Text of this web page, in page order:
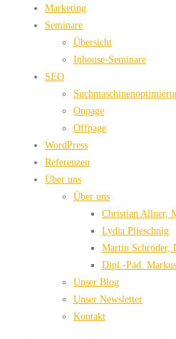
Marketing
Seminare
Übersicht
Inhouse-Seminare
SEO
Onpage
Offpage
WordPress
Referenzen
Über uns
Über uns
Christian Allner,
Lydia Plieschnig
Martin Schröder,
Dipl.-Päd.
Unser Blog
Unser Newsletter
Kontakt